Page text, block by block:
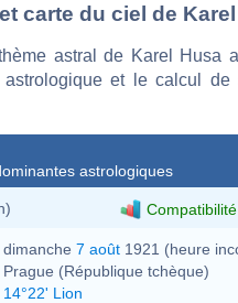
carte du ciel de
astral de Karel Husa
et le calcul de
astrologiques
dimanche 7 août 1921 (heure
Prague (République tchèque)
14°22' Lion